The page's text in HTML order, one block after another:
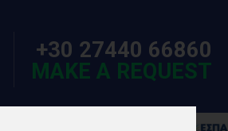
+30 27440 66860
MAKE A REQUEST